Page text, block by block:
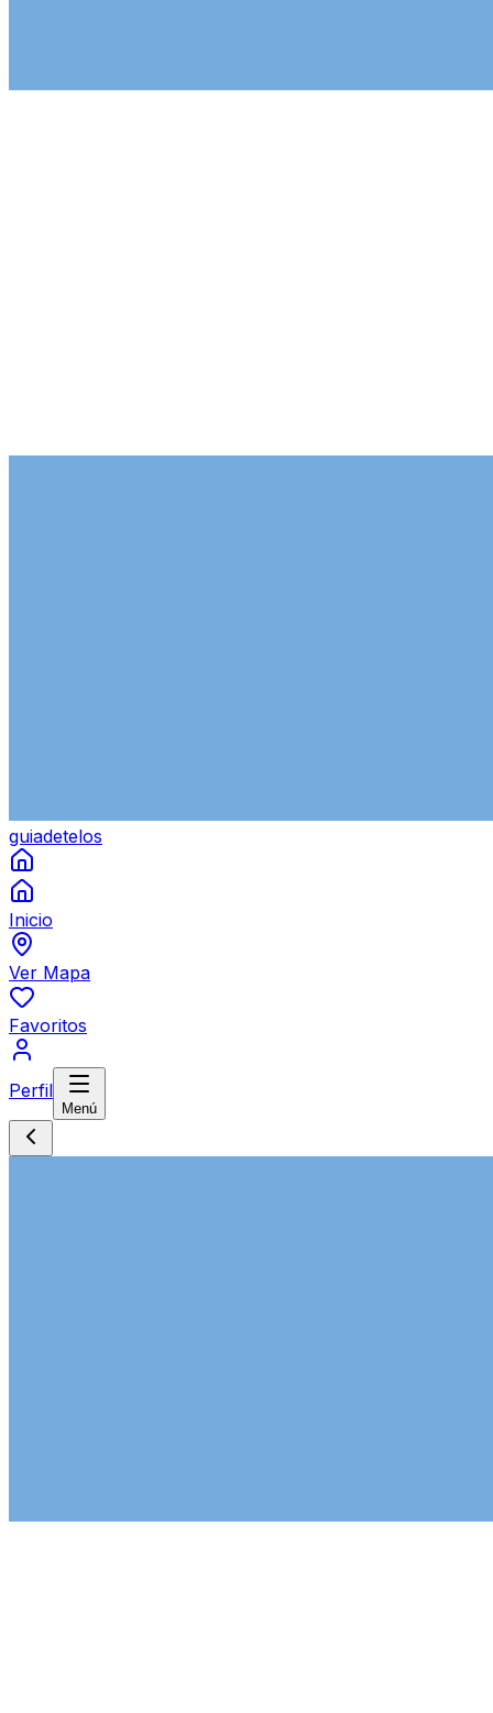
guiadetelos
Inicio
Ver Mapa
Favoritos
Perfil
Menú